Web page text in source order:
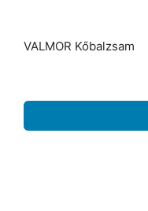
VALMOR Kőbalzsam